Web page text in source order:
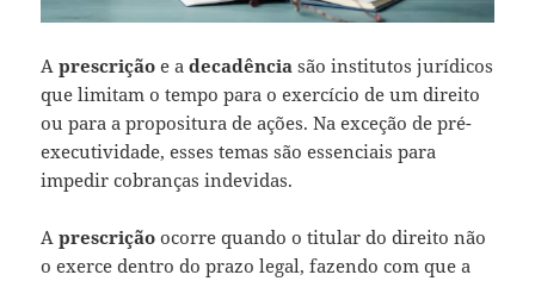
Aprescrição e adecadência são institutos jurídicos
que limitam o tempo para o exercício de um direito
ou para a propositura de ações. Na exceção de pré-
executividade, esses temas são essenciais para
impedir cobranças indevidas.
Aprescrição ocorre quando o titular do direito não
o exerce dentro do prazo legal, fazendo com que a